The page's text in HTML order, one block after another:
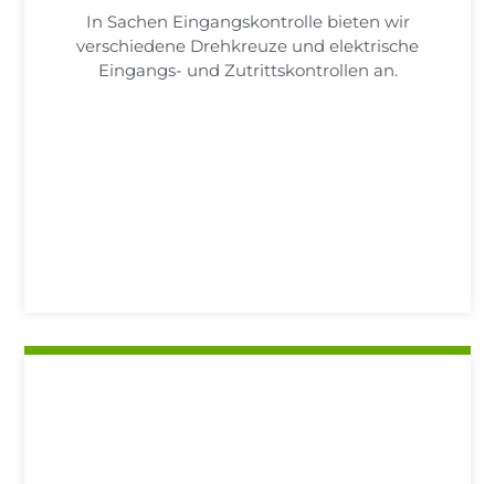
In Sachen Eingangskontrolle bieten wir
verschiedene Drehkreuze und elektrische
Eingangs- und Zutrittskontrollen an.